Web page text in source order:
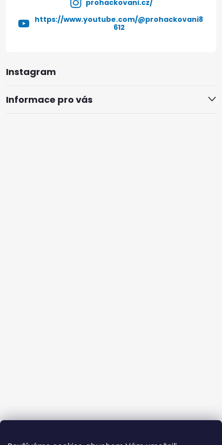
Instagram
Informace pro vás
prohackovani.cz/
https://www.youtube.com/@prohackovani8
612